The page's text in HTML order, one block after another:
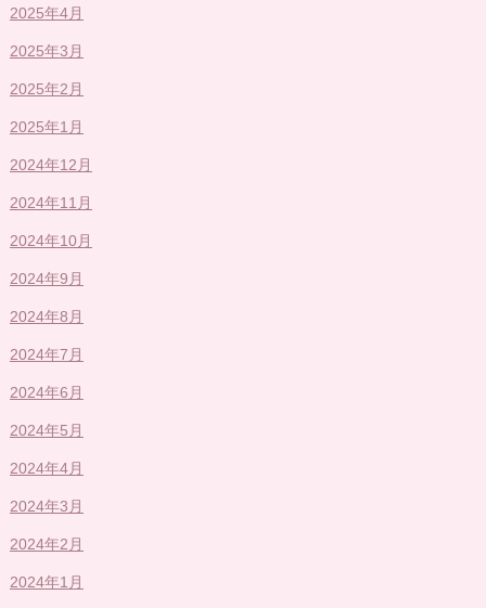
2025年4月
2025年3月
2025年2月
2025年1月
2024年12月
2024年11月
2024年10月
2024年9月
2024年8月
2024年7月
2024年6月
2024年5月
2024年4月
2024年3月
2024年2月
2024年1月